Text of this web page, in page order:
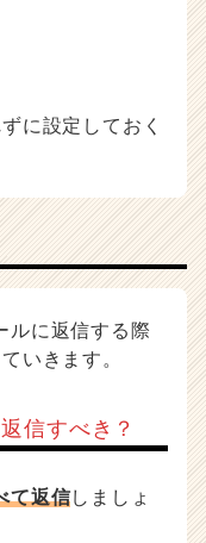
に設定しておく
ルに返信する際
いきます。
信すべき？
て返信しましょ